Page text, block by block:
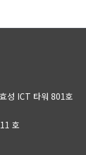
성 ICT 타워 801호
호